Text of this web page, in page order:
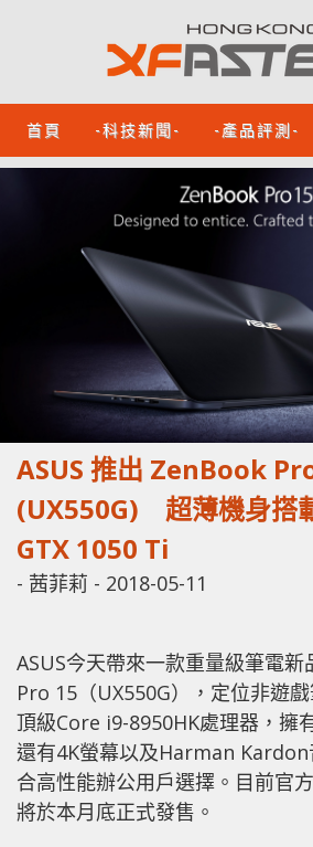
首頁 -科技新聞- -產品評測-
ASUS 推出 ZenBook
(UX550G) 超薄機身搭
GTX 1050 Ti
- 茜菲莉 - 2018-05-11
ASUS今天帶來一款重量級筆電
Pro 15（UX550G），定位非遊
頂級Core i9-8950HK處理器，擁
還有4K螢幕以及Harman Kardon
合高性能辦公用戶選擇。目前官
將於本月底正式發售。